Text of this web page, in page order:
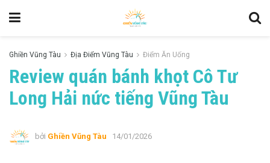
Ghiền Vũng Tàu Địa Điểm Vũng Tàu Điểm Ăn Uống
Review quán bánh khọt Cô Tư
Long Hải nức tiếng Vũng Tàu
bởi Ghiền Vũng Tàu 14/01/2026